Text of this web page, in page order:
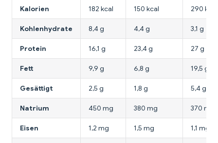
Kalorien 182 kcal 150 kcal 290 kcal
Kohlenhydrate 8,4 g 4,4 g 3,1 g
Protein 16,1 g 23,4 g 27 g
Fett 9,9 g 6,8 g 19,5 g
Gesättigt 2,5 g 1,8 g 5,4 g
Natrium 450 mg 380 mg 370 mg
Eisen 1,2 mg 1,5 mg 1,1 mg